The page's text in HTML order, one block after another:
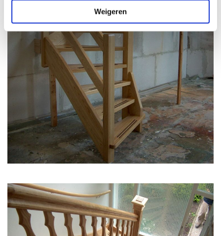
Weigeren